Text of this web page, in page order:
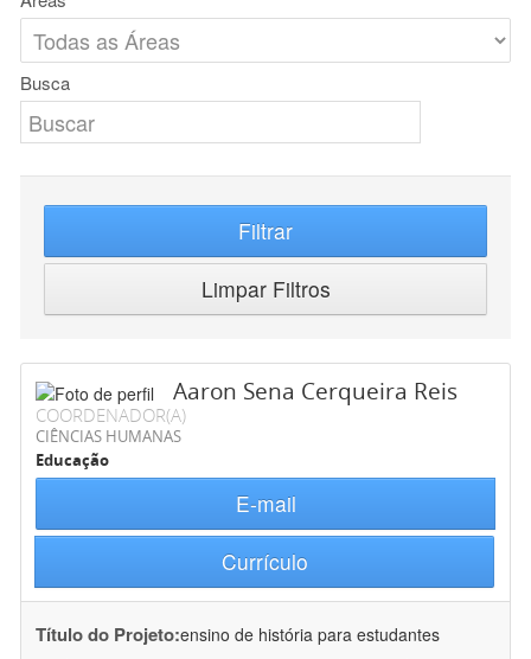
Busca
Filtrar
Limpar Filtros
Aaron Sena Cerqueira Reis
COORDENADOR(A)
CIÊNCIAS HUMANAS
Educação
E-mail
Currículo
Título do Projeto:ensino de história para estudantes